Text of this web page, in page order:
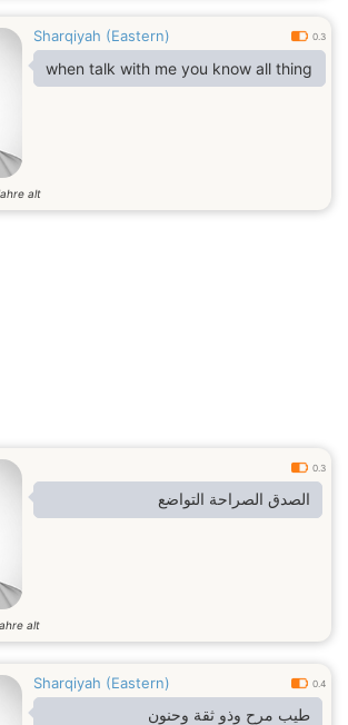
Sharqiyah (Eastern) 0.3
when talk with me you know all thing
alt
0.3
الصدق الصراحة التواضع
alt
Sharqiyah (Eastern) 0.4
طيب مرح وذو ثقة وحنون